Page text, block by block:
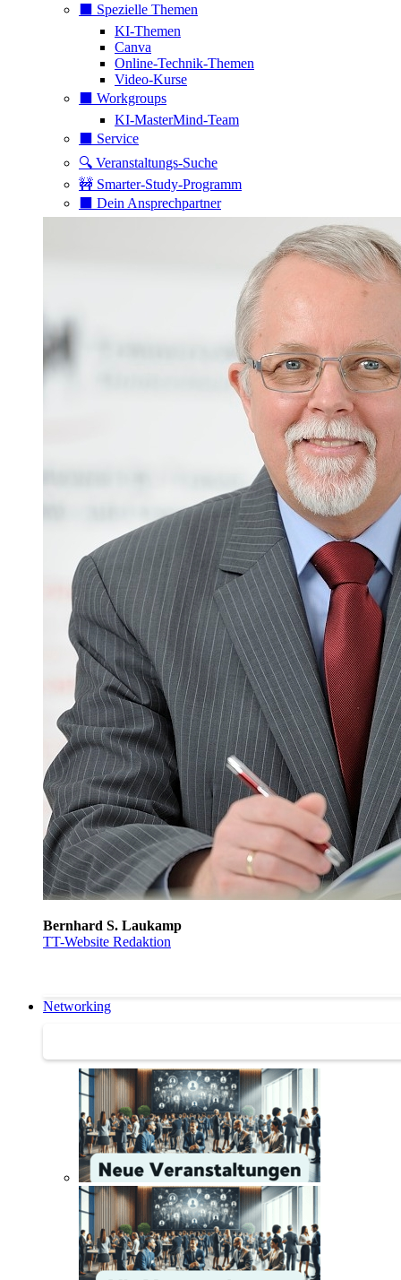
⬛️ Spezielle Themen
KI-Themen
Canva
Online-Technik-Themen
Video-Kurse
⬛️ Workgroups
KI-MasterMind-Team
⬛️ Service
🔍 Veranstaltungs-Suche
🚧 Smarter-Study-Programm
⬛️ Dein Ansprechpartner
Bernhard S. Laukamp
TT-Website Redaktion
Networking